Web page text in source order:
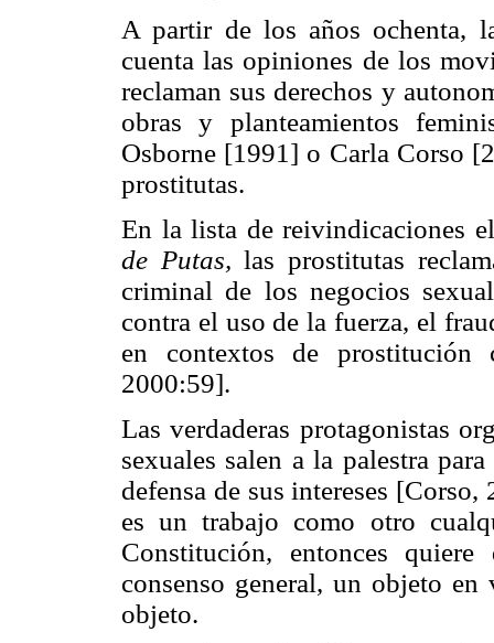
A partir de los años ochenta,
cuenta las opiniones de los
reclaman sus derechos y
obras y planteamientos
Osborne [1991] o Carla Corso
prostitutas.
En la lista de reivindicaciones
de Putas,las prostitutas
criminal de los negocios
contra el uso de la fuerza, el
en contextos de prostitución
2000:59].
Las verdaderas protagonistas
sexuales salen a la palestra
defensa de sus intereses
es un trabajo como otro
Constitución, entonces
consenso general, un objeto
objeto.